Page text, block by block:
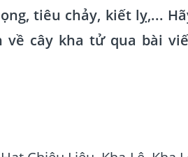
tiêu chảy, kiết lỵ,...
về cây kha tử qua bài